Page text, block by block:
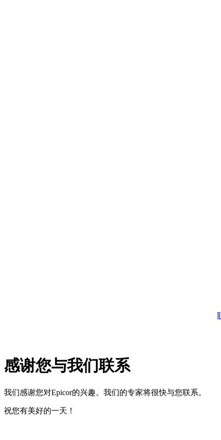
感谢您与我们联系
我们感谢您对Epicor的兴趣。我们的专家将很快与您联系。
祝您有美好的一天！